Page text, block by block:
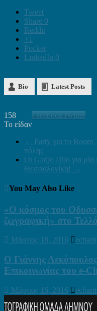
Tweet
Share 0
Reddit
+1
Pocket
LinkedIn 0
Bio Latest Posts
158
Το είδαν
FacebookTwitter
← Party για το Room
πόλης
Οι Gadjo Dilo για μία
Θεσσαλονίκη! →
You May Also Like
«Ο κόσμος του
ζωγραφική» στο
Μάρτιος 18, 2016
Ο Γιάννης
Επικοινωνίας του e-
Μάρτιος 16, 2016